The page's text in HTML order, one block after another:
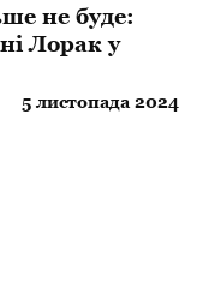
не буде:
Лорак у
5 листопада 2024